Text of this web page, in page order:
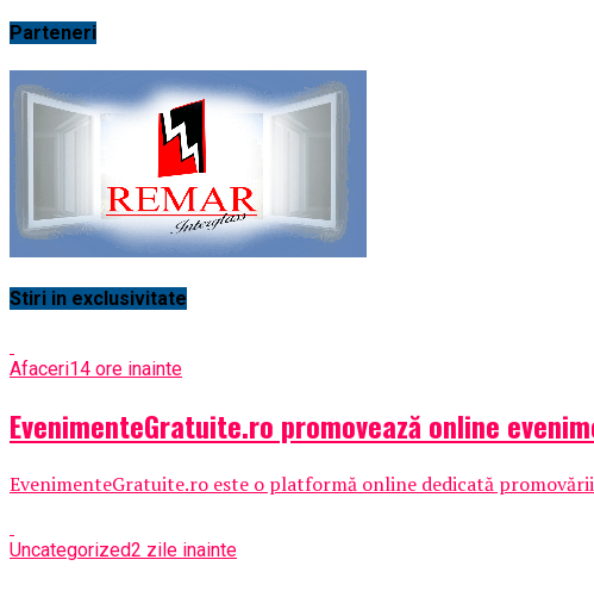
Parteneri
Stiri in exclusivitate
Afaceri14 ore inainte
EvenimenteGratuite.ro promovează online
EvenimenteGratuite.ro este o platformă online dedicată
Uncategorized2 zile inainte